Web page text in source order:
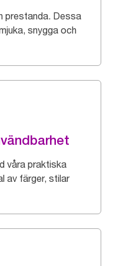
prestanda. Dessa
snygga och
våra praktiska
av färger, stilar